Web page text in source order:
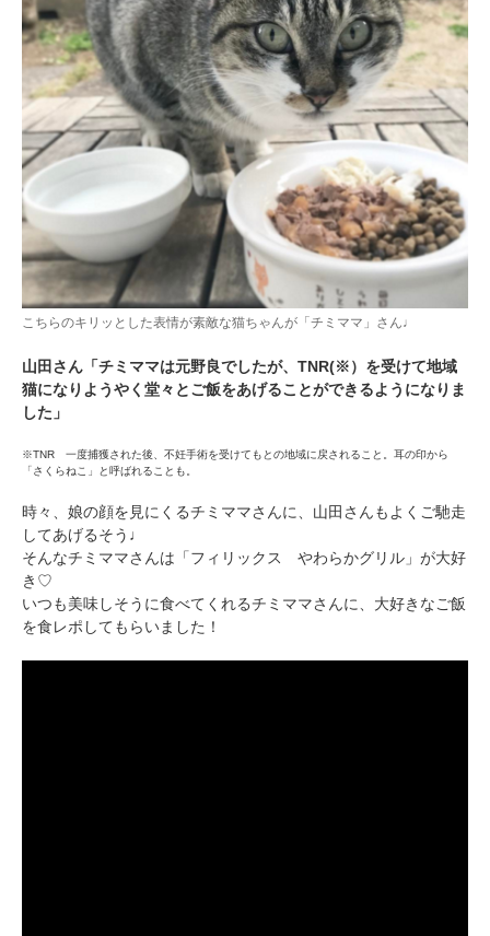
こちらのキリッとした表情が素敵な猫ちゃんが「チミママ」さん♩
山田さん「チミママは元野良でしたが、TNR(※）を受けて地域
猫になりようやく堂々とご飯をあげることができるようになりま
した」
※TNR 一度捕獲された後、不妊手術を受けてもとの地域に戻されること。耳の印から
「さくらねこ」と呼ばれることも。
時々、娘の顔を見にくるチミママさんに、山田さんもよくご馳走
してあげるそう♩
そんなチミママさんは「フィリックス やわらかグリル」が大好
き♡
いつも美味しそうに食べてくれるチミママさんに、大好きなご飯
を食レポしてもらいました！